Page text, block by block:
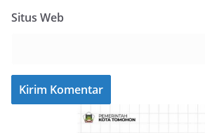
Situs Web